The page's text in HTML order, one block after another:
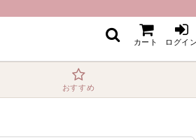
カート ログイ
おすすめ